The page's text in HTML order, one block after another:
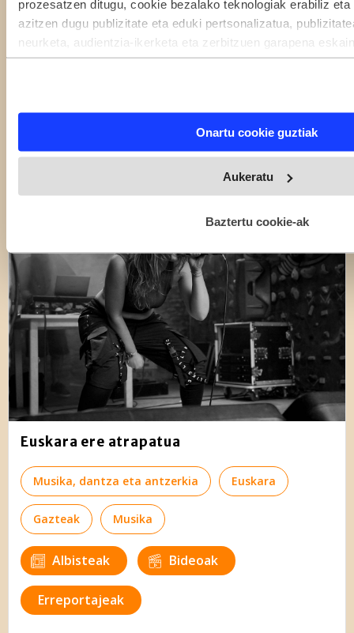
prozesatzen ditugu, cookie bezalako teknologiak erabiliz
azitzen dugu publizitate eta eduki pertsonalizatua,
neurketa, audientzia-ikerketa eta zerbitzuen garapena
eta zertarako erabiltzen dituen hautatzeko aukera duzu.
If you allow, we would also like to:
Collect information about your geographical location
Identify your device by actively scanning it for
thedetails section.
Webgune honek cookie propioak eta hirugarrenen cookie-
Zure esperientzia eta zerbitzuak hobetzeko asmoz, cookie
Ohar hau onartuz gero, teknologia hori erabiltzeko baimen
Gehiago irakurri
Onartu cookie guztiak
Aukeratu
Baztertu cookie-ak
hau»
Musika, dantza eta antzerkia Gazteak
Euskara ere atrapatua
Musika, dantza eta antzerkia Euskara
Gazteak Musika
Albisteak Bideoak
Erreportajeak